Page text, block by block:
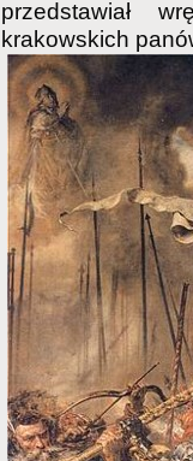
przedstawiał
krakowskich